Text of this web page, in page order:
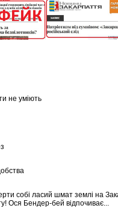
не уміють
собі ласий шмат землі на
Ося Бендер-бей відпочиває...